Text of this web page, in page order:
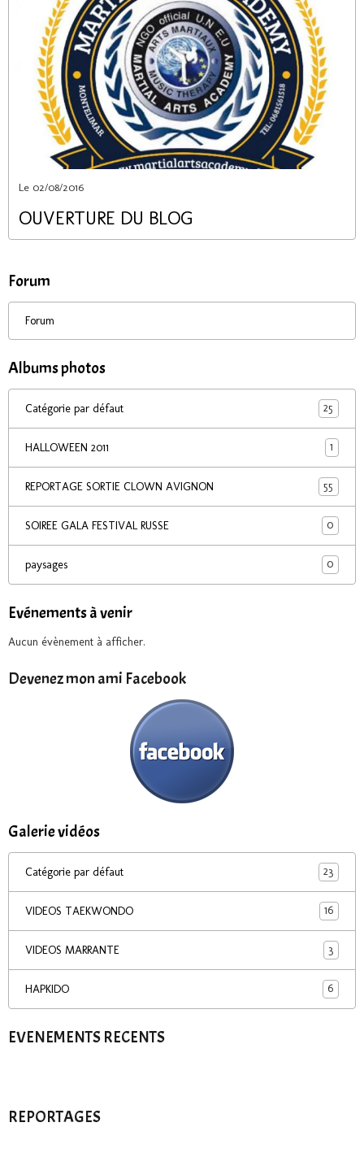
Le 02/08/2016
OUVERTURE DU BLOG
Forum
Forum
Albums photos
Catégorie par défaut 25
HALLOWEEN 2011 1
REPORTAGE SORTIE CLOWN AVIGNON 55
SOIREE GALA FESTIVAL RUSSE 0
paysages 0
Evénements à venir
Aucun évènement à afficher.
Devenez mon ami Facebook
Galerie vidéos
Catégorie par défaut 23
VIDEOS TAEKWONDO 16
VIDEOS MARRANTE 3
HAPKIDO 6
EVENEMENTS RECENTS
REPORTAGES